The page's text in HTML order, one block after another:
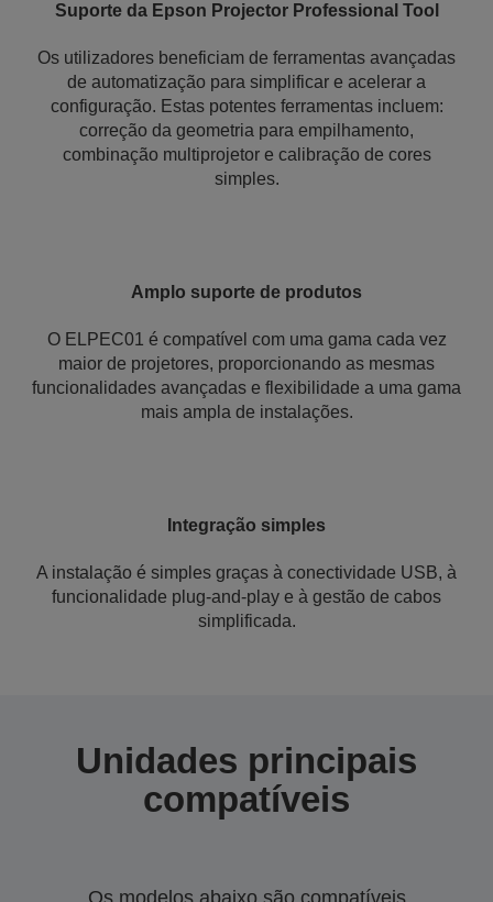
Suporte da Epson Projector Professional Tool
Os utilizadores beneficiam de ferramentas avançadas
de automatização para simplificar e acelerar a
configuração. Estas potentes ferramentas incluem:
correção da geometria para empilhamento,
combinação multiprojetor e calibração de cores
simples.
Amplo suporte de produtos
O ELPEC01 é compatível com uma gama cada vez
maior de projetores, proporcionando as mesmas
funcionalidades avançadas e flexibilidade a uma gama
mais ampla de instalações.
ntegração simples
A instalação é simples graças à conectividade USB, à
funcionalidade plug-and-play e à gestão de cabos
simplificada.
Unidades principais
compatíveis
Os modelos abaixo são compatíveis